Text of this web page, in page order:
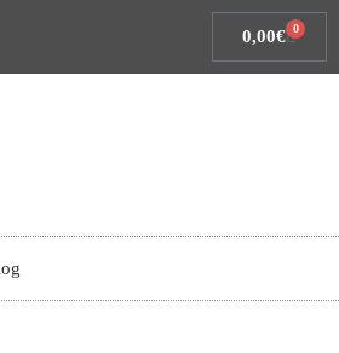
0,00€ 0